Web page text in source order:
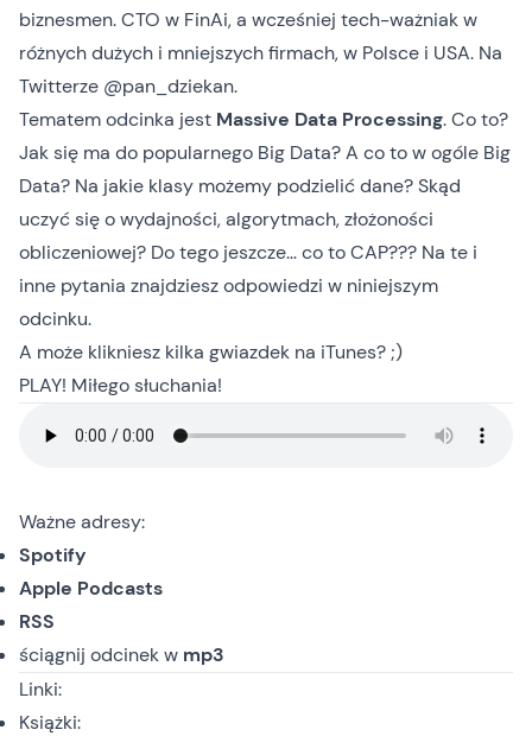
biznesmen. CTO w FinAi, a wcześniej tech-ważniak w
różnych dużych i mniejszych firmach, w Polsce i USA. Na
Twitterze @pan_dziekan.
Tematem odcinka jest Massive Data Processing. Co to?
Jak się ma do popularnego Big Data? A co to w ogóle Big
Data? Na jakie klasy możemy podzielić dane? Skąd
uczyć się o wydajności, algorytmach, złożoności
obliczeniowej? Do tego jeszcze… co to CAP??? Na te i
inne pytania znajdziesz odpowiedzi w niniejszym
odcinku.
A może klikniesz kilka gwiazdek na iTunes? ;)
PLAY! Miłego słuchania!
Ważne adresy:
Spotify
Apple Podcasts
RSS
ściągnij odcinekw mp3
Linki:
Książki: